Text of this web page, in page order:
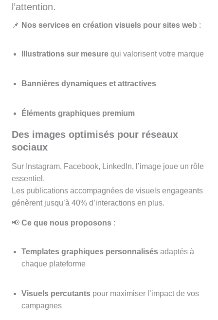
l’attention.
📌 Nos services en création visuels pour sites web :
Illustrations sur mesure qui valorisent votre marque
Bannières dynamiques et attractives
Éléments graphiques premium
Des images optimisés pour réseaux
sociaux
Sur Instagram, Facebook, LinkedIn, l’image joue un rôle
essentiel.
Les publications accompagnées de visuels engageants
génèrent jusqu’à 40% d’interactions en plus.
📢 Ce que nous proposons :
Templates graphiques personnalisés adaptés à
chaque plateforme
Visuels percutants pour maximiser l’impact de vos
campagnes